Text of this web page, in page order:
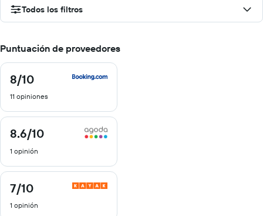
Todos los filtros
Puntuación de proveedores
8/10
8
de
10
11 opiniones
8.6/10
8.6
10
1 opinión
7/10
7
de
10
1 opinión